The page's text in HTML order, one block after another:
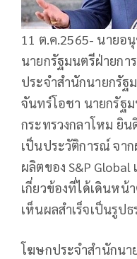
11 ต.ค.2565- นายอ
นายกรัฐมนตรีฝ่ายก
ประจำสำนักนายกรัฐ
จันทร์โอชา นายกรัฐ
กระทรวงกลาโหม ยิ
เป็นประวัติการณ์ จาก
ผลิตของ S&P
เกี่ยวข้องที่ได้เดินหน้
เห็นผลสำเร็จเป็นรูปธ
โฆษกประจำสำนักนา